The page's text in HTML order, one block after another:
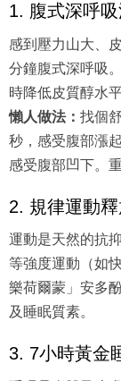
1. 腹式深呼
感到壓力山大、
分鐘腹式深呼吸
時降低皮質醇水平
懶人做法： 找個
秒，感受腹部漲
感受腹部凹下。
2. 規律運動
運動是天然的抗
等強度運動（如
樂荷爾蒙」安多
及睡眠質素。
3. 7小時黃金